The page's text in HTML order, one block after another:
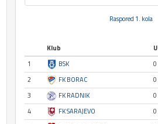
Raspored 1. kola
Klub U
1
BSK 0
2
FK BORAC 0
3
FK RADNIK 0
4
FK SARAJEVO 0